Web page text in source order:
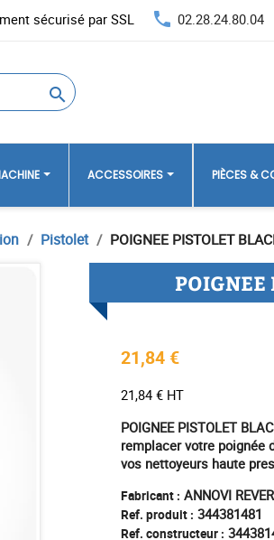
sécurisé par SSL phone 02.28.24.80.04

ACCESSOIRES PIÈCES &
Pistolet POIGNEE PISTOLET
POIGNEE
21,84 €
21,84 € HT
POIGNEE PISTOLET
remplacer votre poignée
vos nettoyeurs haute
Fabricant : ANNOVI
Ref. produit : 344381481
Ref. constructeur :